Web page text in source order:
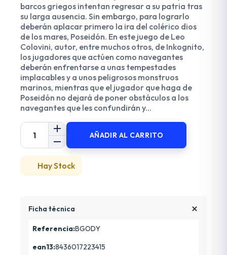
barcos griegos intentan regresar a su patria tras
su larga ausencia. Sin embargo, para lograrlo
deberán aplacar primero la ira del colérico dios
de los mares, Poseidón. En este juego de Leo
Colovini, autor, entre muchos otros, de Inkognito,
los jugadores que actúen como navegantes
deberán enfrentarse a unas tempestades
implacables y a unos peligrosos monstruos
marinos, mientras que el jugador que haga de
Poseidón no dejará de poner obstáculos a los
navegantes que les confundirán y...
AÑADIR AL CARRITO
Hay Stock
Ficha técnica
Referencia:BGODY
ean13:8436017223415